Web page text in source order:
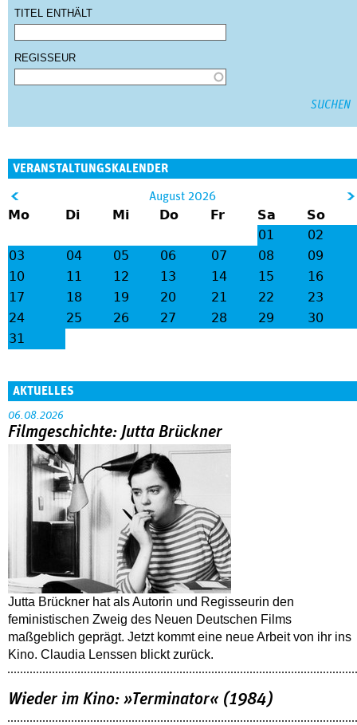
TITEL ENTHÄLT
REGISSEUR
VERANSTALTUNGSKALENDER
lt;
August 2026
Mo Di Mi Do Fr Sa
So
01
02
03
04 05 06 07 08
09
10
11 12 13 14 15
16
17
18 19 20 21 22
23
24
25 26 27 28 29
30
31
AKTUELLES
06.08.2026
Filmgeschichte: Jutta Brückner
Jutta Brückner hat als Autorin und Regisseurin den
feministischen Zweig des Neuen Deutschen Films
maßgeblich geprägt. Jetzt kommt eine neue Arbeit von ihr ins
Kino. Claudia Lenssen blickt zurück.
Wieder im Kino: »Terminator« (1984)